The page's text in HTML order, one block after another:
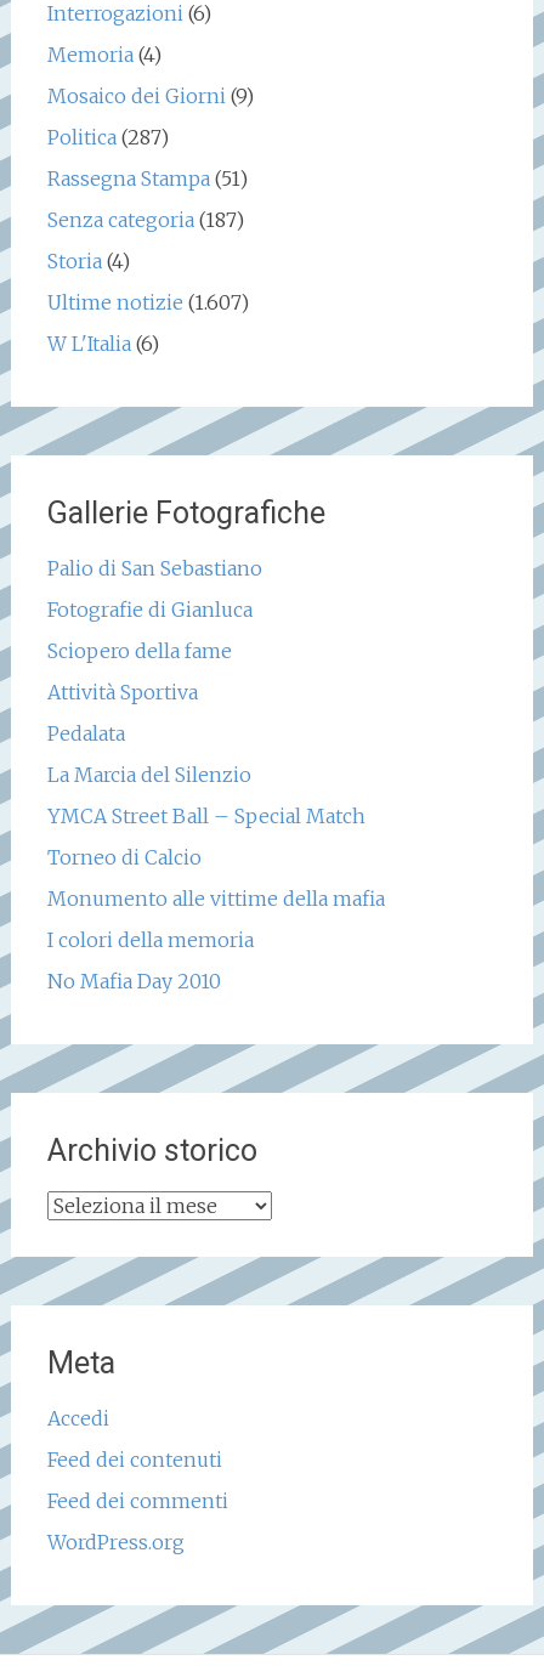
Interrogazioni(6)
Memoria(4)
Mosaico dei Giorni(9)
Politica(287)
Rassegna Stampa(51)
Senza categoria(187)
Storia(4)
Ultime notizie (1.607)
W L'Italia(6)
Gallerie Fotografiche
Palio di San Sebastiano
Fotografie di Gianluca
Sciopero della fame
Attività Sportiva
Pedalata
La Marcia del Silenzio
YMCA Street Ball – Special Match
Torneo di Calcio
Monumento alle vittime della mafia
I colori della memoria
No Mafia Day 2010
Archivio storico
Archivio
Meta
Accedi
Feed dei contenuti
Feed dei commenti
WordPress.org